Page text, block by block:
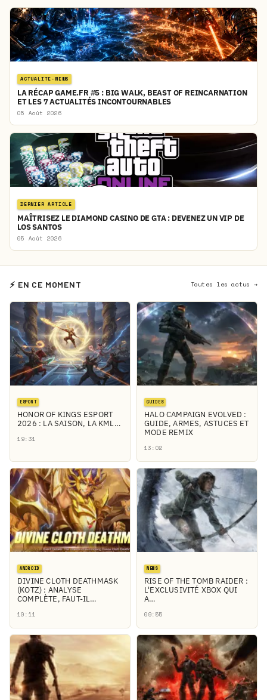
ACTUALITE-NEWS
LA RÉCAP GAME.FR #5 : BIG WALK, BEAST OF REINCARNATION
ET LES 7 ACTUALITÉS INCONTOURNABLES
05 Août 2026
DERNIER ARTICLE
MAÎTRISEZ LE DIAMOND CASINO DE GTA : DEVENEZ UN VIP DE
LOS SANTOS
05 Août 2026
⚡ EN CE MOMENT Toutes les actus →
ESPORT
HONOR OF KINGS ESPORT
2026 : LA SAISON, LA KML…
19:31
GUIDES
HALO CAMPAIGN EVOLVED :
GUIDE, ARMES, ASTUCES ET
MODE REMIX
13:02
ANDROID
DIVINE CLOTH DEATHMASK
(KOTZ) : ANALYSE
COMPLÈTE, FAUT-IL…
10:11
NEWS
RISE OF THE TOMB RAIDER :
L'EXCLUSIVITÉ XBOX QUI
A…
09:55